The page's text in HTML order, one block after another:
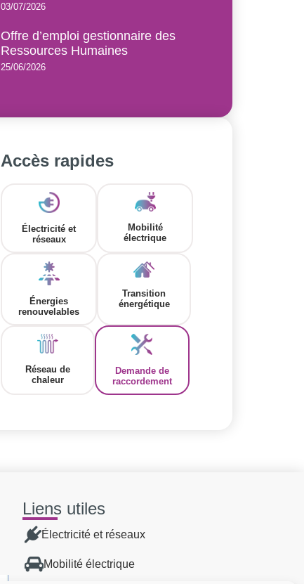
03/07/2026
Offre d’emploi gestionnaire des
Ressources Humaines
25/06/2026
Accès rapides
Électricité et
réseaux
Mobilité
électrique
Énergies
renouvelables
Transition
énergétique
Réseau de
chaleur
Demande de
raccordement
Liens utiles
Électricité et réseaux
Mobilité électrique